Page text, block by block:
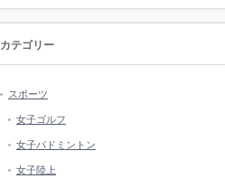
カテゴリー
スポーツ
女子ゴルフ
女子バドミントン
女子陸上